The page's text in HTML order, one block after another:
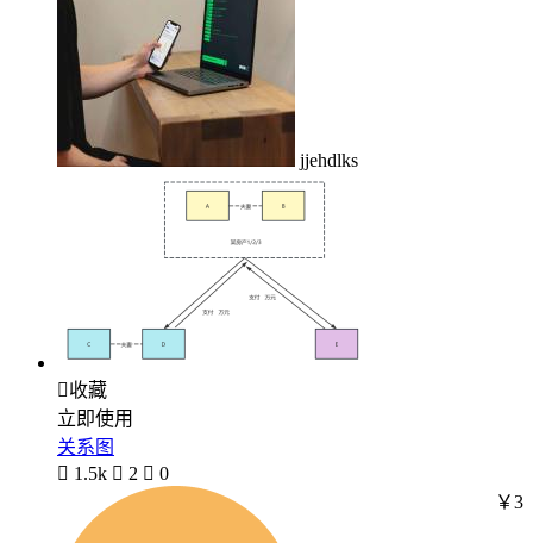
jjehdlks
收藏
立即使用
关系图
 1.5k  2  0
￥3